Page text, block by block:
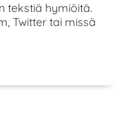
tekstiä hymiöitä.
Twitter tai missä